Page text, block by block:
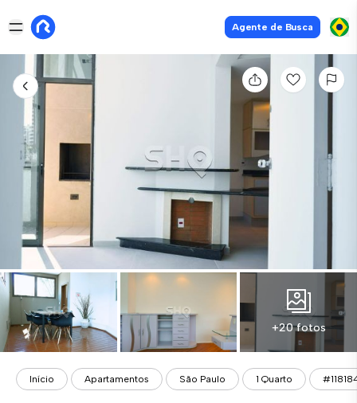
Agente de Busca
+20 fotos
Início Apartamentos São Paulo 1 Quarto